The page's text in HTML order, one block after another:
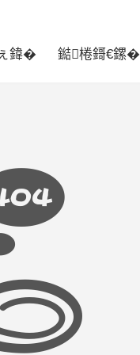
鍏� 鐑棬鎶€鏍�